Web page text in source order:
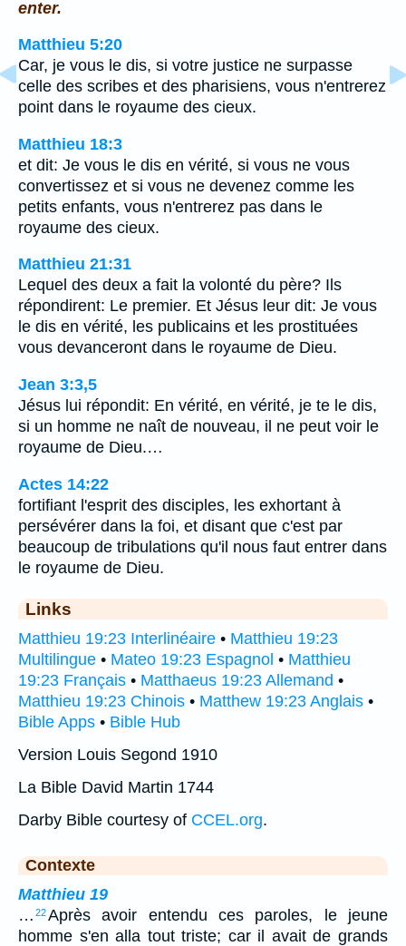
enter.
Matthieu 5:20
Car, je vous le dis, si votre justice ne surpasse
celle des scribes et des pharisiens, vous n'entrerez
point dans le royaume des cieux.
Matthieu 18:3
et dit: Je vous le dis en vérité, si vous ne vous
convertissez et si vous ne devenez comme les
petits enfants, vous n'entrerez pas dans le
royaume des cieux.
Matthieu 21:31
Lequel des deux a fait la volonté du père? Ils
répondirent: Le premier. Et Jésus leur dit: Je vous
le dis en vérité, les publicains et les prostituées
vous devanceront dans le royaume de Dieu.
Jean 3:3,5
Jésus lui répondit: En vérité, en vérité, je te le dis,
si un homme ne naît de nouveau, il ne peut voir le
royaume de Dieu.…
Actes 14:22
fortifiant l'esprit des disciples, les exhortant à
persévérer dans la foi, et disant que c'est par
beaucoup de tribulations qu'il nous faut entrer dans
le royaume de Dieu.
Links
Matthieu 19:23 Interlinéaire • Matthieu 19:23
Multilingue • Mateo 19:23 Espagnol • Matthieu
19:23 Français • Matthaeus 19:23 Allemand •
Matthieu 19:23 Chinois • Matthew 19:23 Anglais •
Bible Apps • Bible Hub
Version Louis Segond 1910
La Bible David Martin 1744
Darby Bible courtesy of CCEL.org.
Contexte
Matthieu 19
… 22Après avoir entendu ces paroles, le jeune
homme s'en alla tout triste; car il avait de grands